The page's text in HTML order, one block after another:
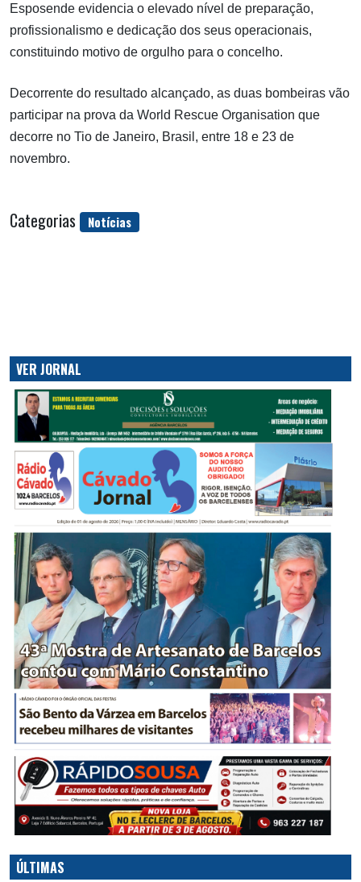
Esposende evidencia o elevado nível de preparação,
profissionalismo e dedicação dos seus operacionais,
constituindo motivo de orgulho para o concelho.
Decorrente do resultado alcançado, as duas bombeiras vão
participar na prova da World Rescue Organisation que
decorre no Tio de Janeiro, Brasil, entre 18 e 23 de
novembro.
Categorias Notícias
VER JORNAL
ÚLTIMAS